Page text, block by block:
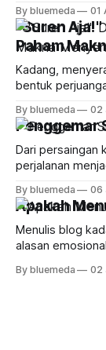
gameplay-nya
Animal
tanam, saya
By bluemeda 01
"Suren Aja!"
Paham
Kadang,
bentuk
kalau tahu
tahu kapan
merasa gagal!
By bluemeda 02
Penggemar
Dari persaingan
perjalanan
By bluemeda 06
Apakah
Menulis blog
alasan
menunggu
By bluemeda 02